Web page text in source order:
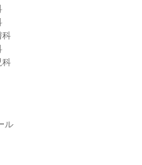
科
科
ル